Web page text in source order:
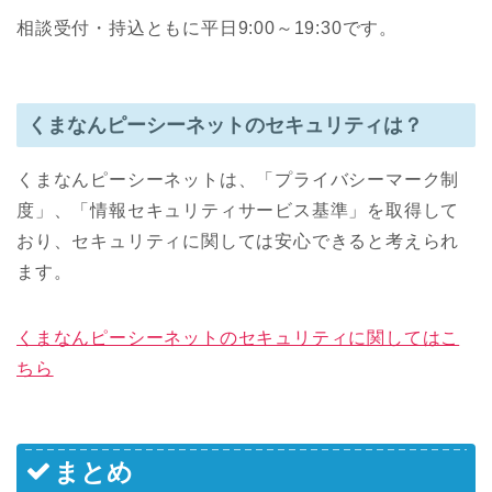
相談受付・持込ともに平日9:00～19:30です。
くまなんピーシーネットのセキュリティは？
くまなんピーシーネットは、「プライバシーマーク制
度」、「情報セキュリティサービス基準」を取得して
おり、セキュリティに関しては安心できると考えられ
ます。
くまなんピーシーネットのセキュリティに関してはこ
ちら
まとめ